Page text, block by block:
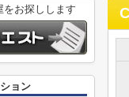
お探しします
ョン